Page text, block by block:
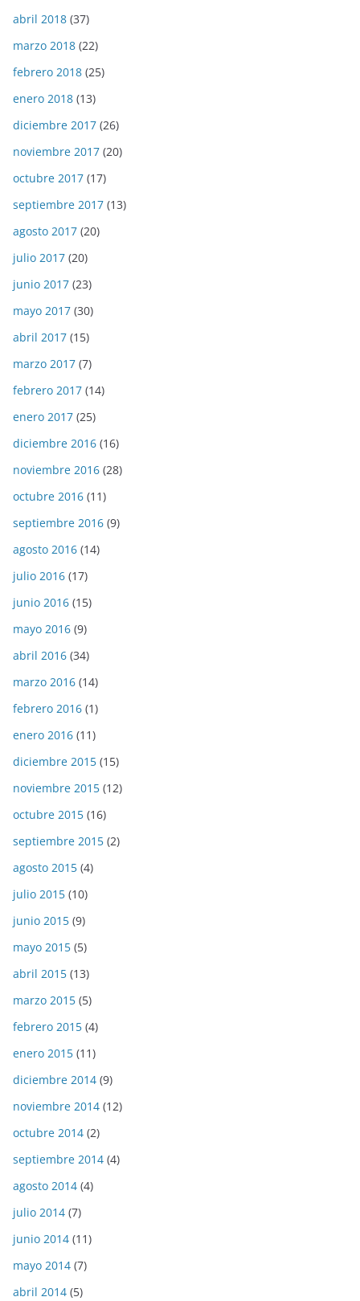
abril 2018 (37)
marzo 2018 (22)
febrero 2018 (25)
enero 2018 (13)
diciembre 2017 (26)
noviembre 2017 (20)
octubre 2017 (17)
septiembre 2017 (13)
agosto 2017 (20)
julio 2017 (20)
junio 2017 (23)
mayo 2017 (30)
abril 2017 (15)
marzo 2017 (7)
febrero 2017 (14)
enero 2017 (25)
diciembre 2016 (16)
noviembre 2016 (28)
octubre 2016 (11)
septiembre 2016 (9)
agosto 2016 (14)
julio 2016 (17)
junio 2016 (15)
mayo 2016 (9)
abril 2016 (34)
marzo 2016 (14)
febrero 2016 (1)
enero 2016 (11)
diciembre 2015 (15)
noviembre 2015 (12)
octubre 2015 (16)
septiembre 2015 (2)
agosto 2015 (4)
julio 2015 (10)
junio 2015 (9)
mayo 2015 (5)
abril 2015 (13)
marzo 2015 (5)
febrero 2015 (4)
enero 2015 (11)
diciembre 2014 (9)
noviembre 2014 (12)
octubre 2014 (2)
septiembre 2014 (4)
agosto 2014 (4)
julio 2014 (7)
junio 2014 (11)
mayo 2014 (7)
abril 2014 (5)